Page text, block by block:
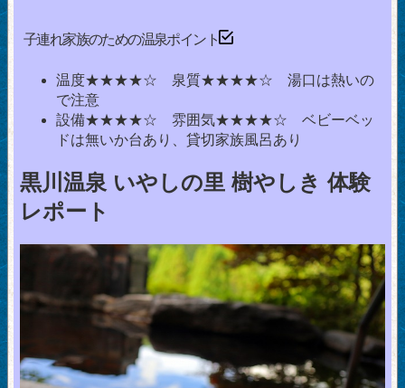
子連れ家族のための温泉ポイント
温度★★★★☆ 泉質★★★★☆ 湯口は熱いの
で注意
設備★★★★☆ 雰囲気★★★★☆ ベビーベッ
ドは無いか台あり、貸切家族風呂あり
黒川温泉 いやしの里 樹やしき 体験
レポート